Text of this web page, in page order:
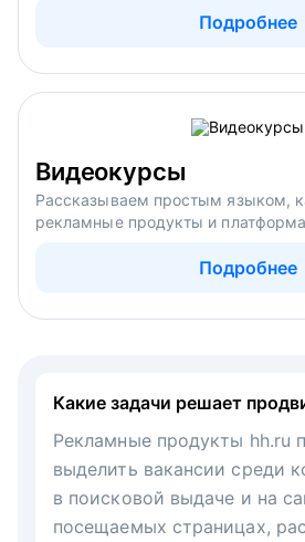
Подробнее
Видеокурсы
Рассказываем простым языком,
рекламные продукты и
Подробнее
Какие задачи решает
Рекламные продукты hh.ru
выделить вакансии среди
в поисковой выдаче и на
посещаемых страницах,